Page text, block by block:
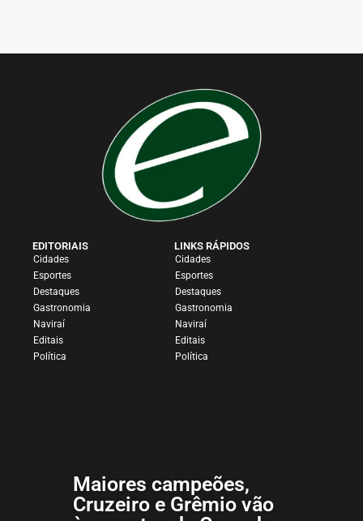
EDITORIAIS
Cidades
Esportes
Destaques
Gastronomia
Naviraí
Editais
Política
LINKS RÁPIDOS
Cidades
Esportes
Destaques
Gastronomia
Naviraí
Editais
Política
Maiores campeões,
Cruzeiro e Grêmio vão